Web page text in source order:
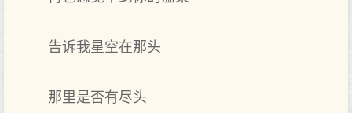
告诉我星空在那头
那里是否有尽头